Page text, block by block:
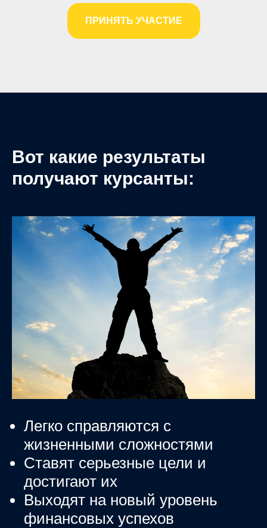
ПРИНЯТЬ УЧАСТИЕ
Вот какие результаты
получают курсанты:
Легко справляются с
жизненными сложностями
Ставят серьезные цели и
достигают их
Выходят на новый уровень
финансовых успехов